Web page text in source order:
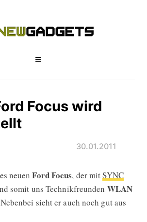
Focus wird
30.01.2011
Focus wird vorgestellt
neuenFord Focus, der mitSYNC
somit uns Technikfreunden WLAN
sieht er auch noch gut aus